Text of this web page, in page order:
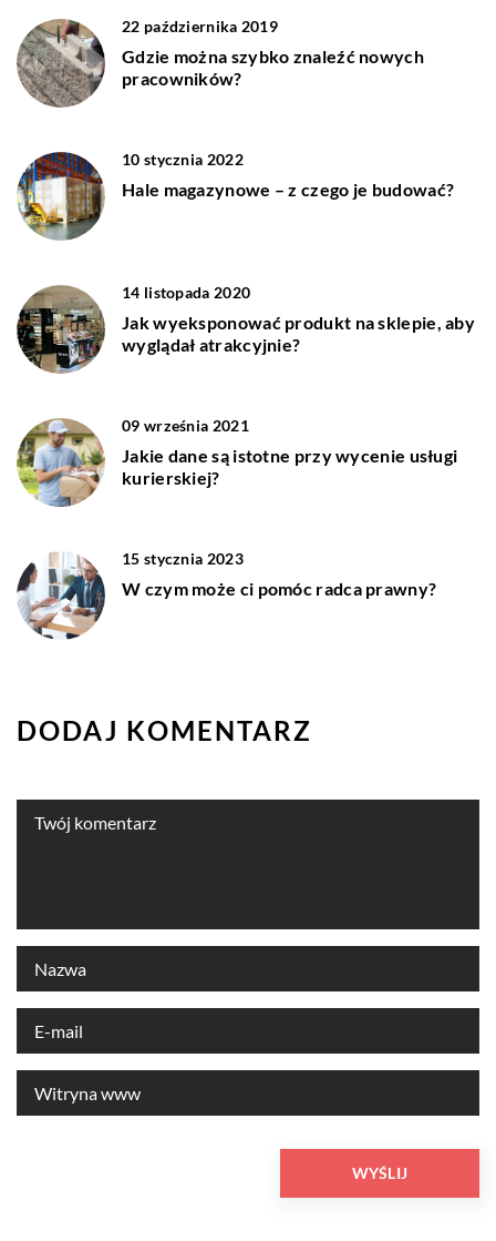
22 października 2019
Gdzie można szybko znaleźć nowych
pracowników?
10 stycznia 2022
Hale magazynowe – z czego je budować?
14 listopada 2020
Jak wyeksponować produkt na sklepie, aby
wyglądał atrakcyjnie?
09 września 2021
Jakie dane są istotne przy wycenie usługi
kurierskiej?
15 stycznia 2023
W czym może ci pomóc radca prawny?
DODAJ KOMENTARZ